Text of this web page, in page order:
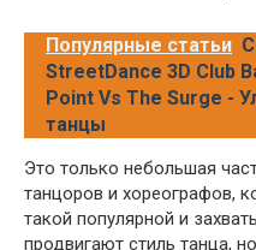
Популярные статьи
StreetDance 3D Club
Point Vs The Surge -
танцы
Это только небольшая
танцоров и хореографов,
такой популярной и
продвигают стиль танца,